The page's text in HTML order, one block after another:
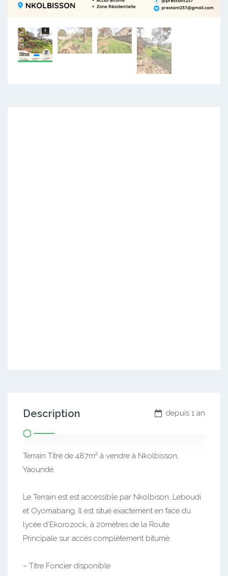
depuis 1 an
Description
Terrain Titré de 487m² à vendre à Nkolbisson,
Yaoundé.
Le Terrain est est accessible par Nkolbison, Leboudi
et Oyomabang. Il est situé exactement en face du
lycée d’Ekorozock, à 20mètres de la Route
Principale sur accès complètement bitumé.
– Titre Foncier disponible